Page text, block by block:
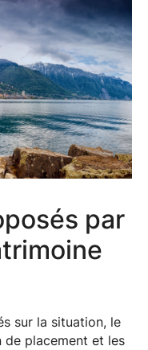
par
sur la situation, le
placement et les